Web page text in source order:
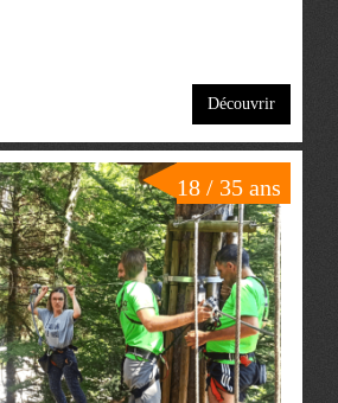
Découvrir
18 / 35 ans